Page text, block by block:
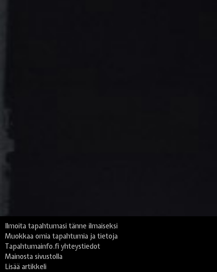
Ilmoita tapahtumasi tänne ilmaiseksi
Muokkaa omia tapahtumia ja tietoja
Tapahtumainfo.fi yhteystiedot
Mainosta sivustolla
Lisää artikkeli